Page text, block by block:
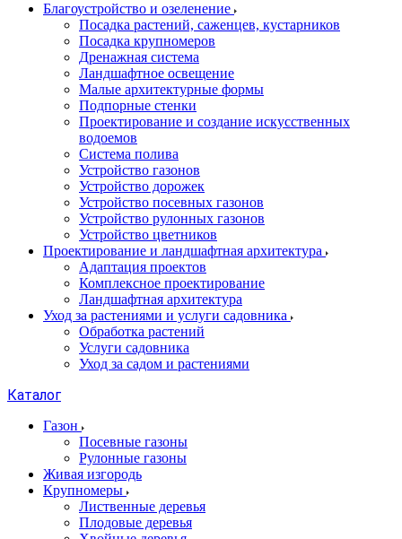
Благоустройство и озеленение
Посадка растений, саженцев, кустарников
Посадка крупномеров
Дренажная система
Ландшафтное освещение
Малые архитектурные формы
Подпорные стенки
Проектирование и создание искусственных
водоемов
Система полива
Устройство газонов
Устройство дорожек
Устройство посевных газонов
Устройство рулонных газонов
Устройство цветников
Проектирование и ландшафтная архитектура
Адаптация проектов
Комплексное проектирование
Ландшафтная архитектура
Уход за растениями и услуги садовника
Обработка растений
Услуги садовника
Уход за садом и растениями
Каталог
Газон
Посевные газоны
Рулонные газоны
Живая изгородь
Крупномеры
Лиственные деревья
Плодовые деревья